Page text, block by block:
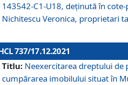
143542-C1-U18, deținută în
Nichitescu Veronica, proprietari
737/17.12.2021
Titlu: Neexercitarea dreptului
cumpărarea imobilului situat în